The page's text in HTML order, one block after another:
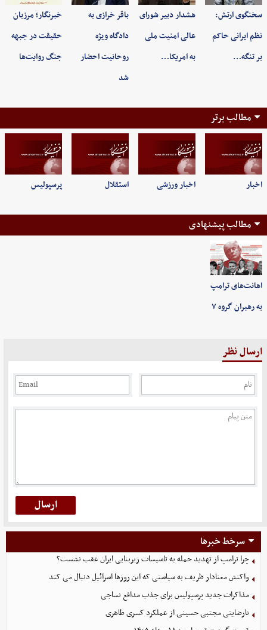
سخنگوی ارتش:
نظم ایرانی حاکم
بر تنگه…
هشدار دبیر شورای
عالی امنیت ملی
به امریکا…
باقر خرازی به
دادگاه ویژه
روحانیت احضار
شد
خبرنگار؛ مرزبان
حقیقت در جبهه
جنگ روایت‌ها
مطالب برتر
اخبار اخبار ورزشی استقلال پرسپولیس
مطالب پیشنهادی
اهانت‌های ترامپ
به رهبران گروه ۷
ارسال نظر
سرخط خبرها
چرا ترامپ از تهدید حمله به تاسیسات زیربنایی ایران عقب نشست؟
واکنش معنادار ظریف به سیاستی که این روزها اسرائیل دنبال می کند
مذاکرات جدید پرسپولیس برای جذب مدافع نساجی
نارضایتی مجتبی حسینی از عملکرد کسری طاهری